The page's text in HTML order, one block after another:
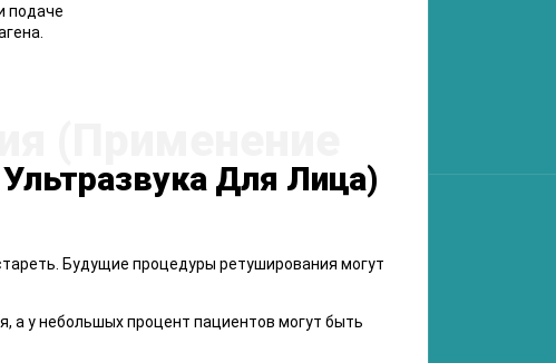
подаче
Для Лица)
Будущие процедуры ретуширования могут
а y небольшыx процент пациентов могут быть